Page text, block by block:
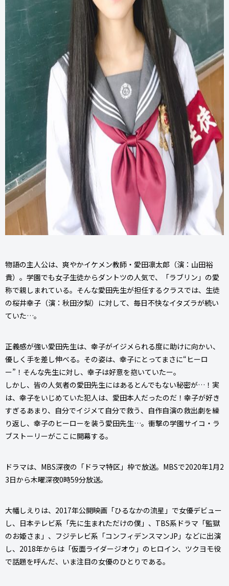
物語の主人公は、爽やかイケメン教師・愛田凛太郎（演：山田裕
貴）。学園でも女子生徒からダントツの人気で、「ラブリン」の愛
称で親しまれている。そんな愛田先生が担任するクラスでは、生徒
の桜井幸子（演：秋田汐梨）に対して、毎日不快なイタズラが続い
ていた…。
正義感が強い愛田先生は、幸子がイジメられる度に助けに向かい、
優しく手を差し伸べる。その姿は、幸子にとってまさに“ヒーロ
ー”！そんな先生に対し、幸子は好意を抱いていたー。
しかし、皆の人気者の愛田先生にはあるとんでもない秘密が…！実
は、幸子をいじめていた犯人は、愛田本人だったのだ！幸子が好き
すぎるあまり、自分でイジメて自分で救う、自作自演の救出劇を繰
り返し、幸子のヒーローを装う愛田先生…。衝撃の学園サイコ・ラ
ブストーリーがここに開幕する。
ドラマは、MBS深夜の「ドラマ特区」枠で放送。MBSで2020年1月2
3日から木曜深夜0時59分放送。
大幡しえりは、2017年公開映画「ひるなかの流星」で女優デビュー
し、日本テレビ系「先に生まれただけの僕」、TBS系ドラマ「監獄
のお姫さま」、フジテレビ系「コンフィデンスマンJP」などに出演
し、2018年からは「仮面ライダージオウ」のヒロイン、ツクヨモ役
で話題を呼んだ、いま注目の女優のひとりである。